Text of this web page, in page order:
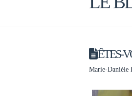
ÊTES-
Marie-Danièle